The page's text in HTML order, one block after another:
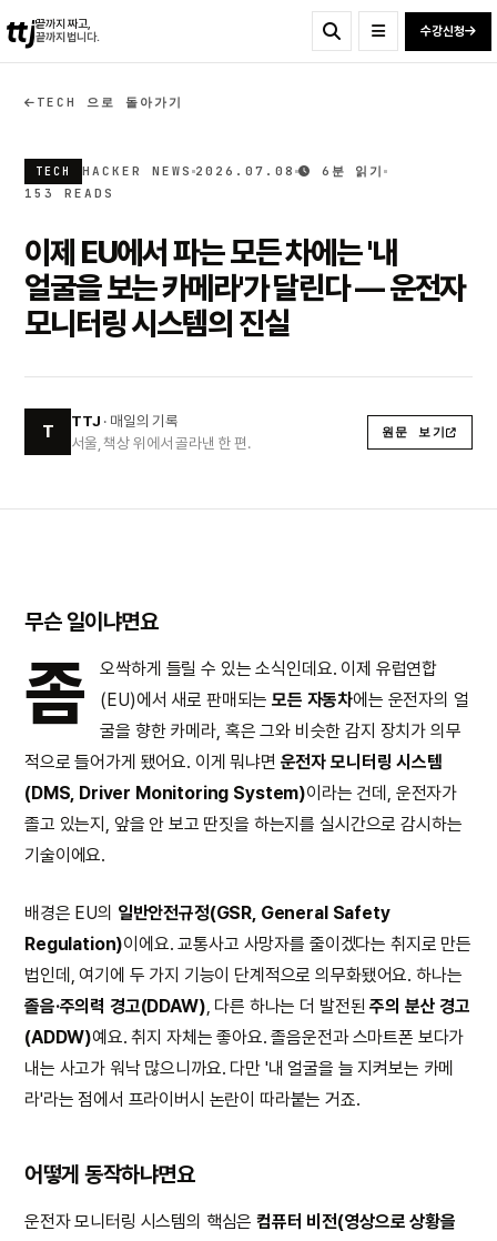
ttj끝까지 짜고,
끝까지 법니다.
수강신청
TECH 으로 돌아가기
TECH HACKER NEWS 2026.07.08
6분 읽기
153 READS
이제 EU에서 파는 모든 차에는 '내
얼굴을 보는 카메라'가 달린다 — 운전자
모니터링 시스템의 진실
T
TTJ · 매일의 기록
서울, 책상 위에서 골라낸 한 편.
원문 보기
무슨 일이냐면요
좀
오싹하게 들릴 수 있는 소식인데요. 이제 유럽연합
(EU)에서 새로 판매되는모든 자동차에는 운전자의 얼
굴을 향한 카메라, 혹은 그와 비슷한 감지 장치가 의무
적으로 들어가게 됐어요. 이게 뭐냐면 운전자 모니터링 시스템
(DMS, Driver Monitoring System)이라는 건데, 운전자가
졸고 있는지, 앞을 안 보고 딴짓을 하는지를 실시간으로 감시하는
기술이에요.
배경은 EU의 일반안전규정(GSR, General Safety
Regulation)이에요. 교통사고 사망자를 줄이겠다는 취지로 만든
법인데, 여기에 두 가지 기능이 단계적으로 의무화됐어요. 하나는
졸음·주의력 경고(DDAW), 다른 하나는 더 발전된주의 분산 경고
(ADDW)예요. 취지 자체는 좋아요. 졸음운전과 스마트폰 보다가
내는 사고가 워낙 많으니까요. 다만 '내 얼굴을 늘 지켜보는 카메
라'라는 점에서 프라이버시 논란이 따라붙는 거죠.
어떻게 동작하냐면요
운전자 모니터링 시스템의 핵심은컴퓨터 비전(영상으로 상황을